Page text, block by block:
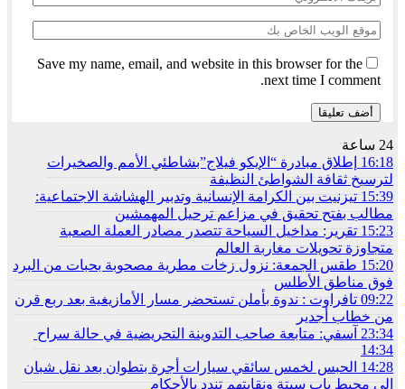
Save my name, email, and website in this browser for the
next time I comment.
24 ساعة
16:18 إطلاق مبادرة “الإيكو فيلاج”بشاطئي الأمم والصخيرات
لترسيخ ثقافة الشواطئ النظيفة
15:39 تيزنيت بين الكرامة الإنسانية وتدبير الهشاشة الاجتماعية:
مطالب بفتح تحقيق في مزاعم ترحيل المهمشين
15:23 تقرير: مداخيل السياحة تتصدر مصادر العملة الصعبة
متجاوزة تحويلات مغاربة العالم
15:20 طقس الجمعة: نزول زخات مطرية مصحوبة بحبات من البرد
فوق مناطق الأطلس
09:22 تافراوت : ندوة بأملن تستحضر مسار الأمازيغية بعد ربع قرن
من خطاب أجدير
23:34 آسفي: متابعة صاحب التدوينة التحريضية في حالة سراح
14:34
14:28 الحبس لخمس سائقي سيارات أجرة بتطوان بعد نقل شبان
إلى محيط باب سبتة ونقابتهم تندد بالأحكام